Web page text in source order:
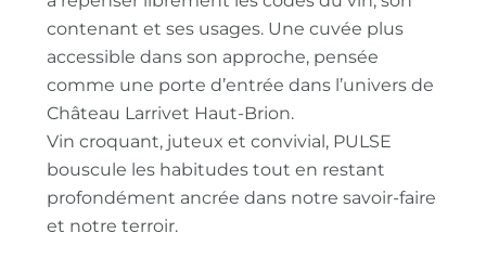
contenant et ses usages. Une cuvée plus
accessible dans son approche, pensée
comme une porte d’entrée dans l’univers de
Château Larrivet Haut-Brion.
Vin croquant, juteux et convivial, PULSE
bouscule les habitudes tout en restant
profondément ancrée dans notre savoir-faire
et notre terroir.